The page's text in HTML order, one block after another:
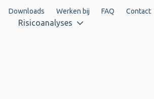
Downloads Werken bij FAQ Contact
Risicoanalyses